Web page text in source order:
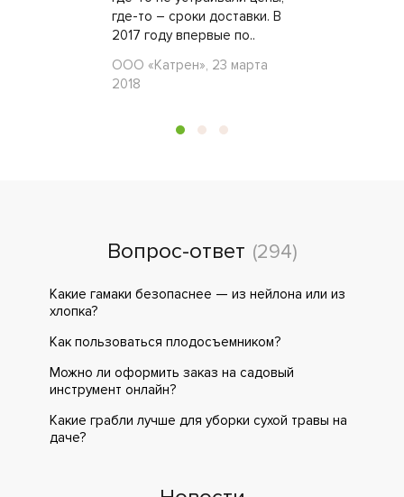
где-то – сроки доставки. В
2017 году впервые по..
ООО «Катрен», 23 марта
2018
Вопрос-ответ (294)
Какие гамаки безопаснее — из нейлона или из
хлопка?
Как пользоваться плодосъемником?
Можно ли оформить заказ на садовый
инструмент онлайн?
Какие грабли лучше для уборки сухой травы на
даче?